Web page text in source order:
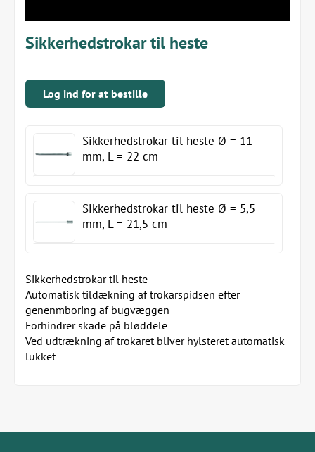
Sikkerhedstrokar til heste
Log ind for at bestille
Sikkerhedstrokar til heste Ø = 11
mm, L = 22 cm
Sikkerhedstrokar til heste Ø = 5,5
mm, L = 21,5 cm
Sikkerhedstrokar til heste
Automatisk tildækning af trokarspidsen efter
genenmboring af bugvæggen
Forhindrer skade på bløddele
Ved udtrækning af trokaret bliver hylsteret automatisk
lukket